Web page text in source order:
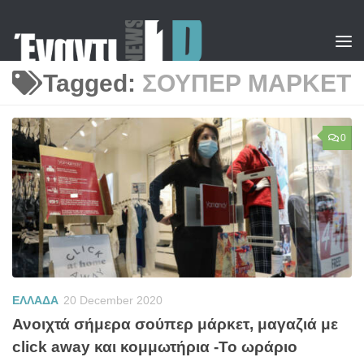
Tagged: ΣΟΥΠΕΡ ΜΑΡΚΕΤ
0
ΕΛΛΑΔΑ 20 December 2020
Ανοιχτά σήμερα σούπερ μάρκετ, μαγαζιά με
click away και κομμωτήρια -Το ωράριο